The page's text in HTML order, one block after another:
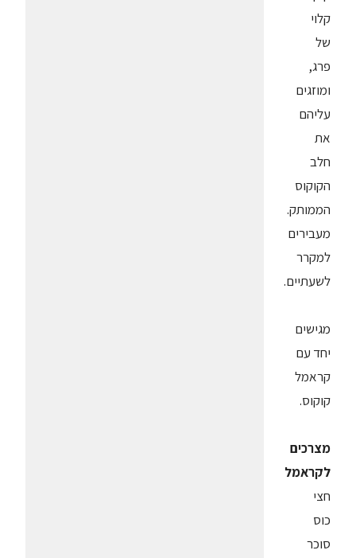
קלוי
של
פרג,
ומוזגים
עליהם
את
חלב
הקוקוס
הממותק.
מעבירים
למקרר
לשעתיים.
מגישים
יחד עם
קראמל
קוקוס.
מצרכים
לקראמל
חצי
כוס
סוכר